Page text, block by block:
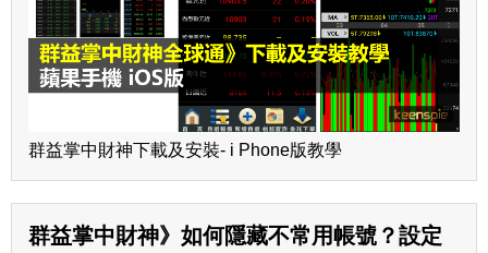
群益掌中財神下載及安裝- i Phone版教學
群益掌中財神》如何隱藏不常用帳號？設定